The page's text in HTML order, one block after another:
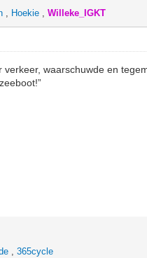
, Hoekie ,Willeke_IGKT
waarschuwde en
,365cycle